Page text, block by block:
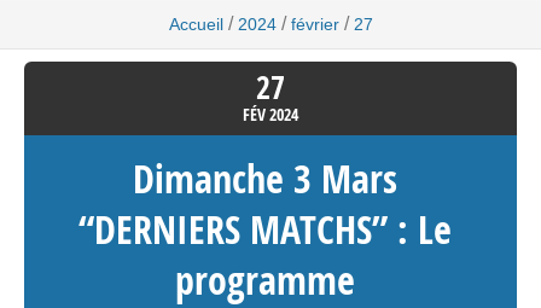
Accueil / 2024 / février / 27
27
FÉV2024
Dimanche 3 Mars
“DERNIERS MATCHS” : Le
programme